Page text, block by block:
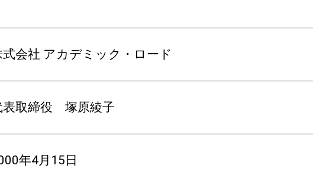
式会社 アカデミック・ロード
表取締役 塚原綾子
年4月15日